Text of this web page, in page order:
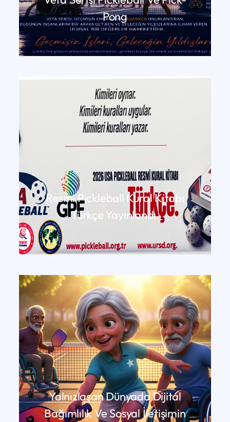
Pong
DEVAMINI OKU
Resmi Pickleball Kural Kitabı
Türkçe Yayınlandı.
Yalnızlaşan Dünyada Dijital
Bağımlılık Ve Sosyal İletişimin